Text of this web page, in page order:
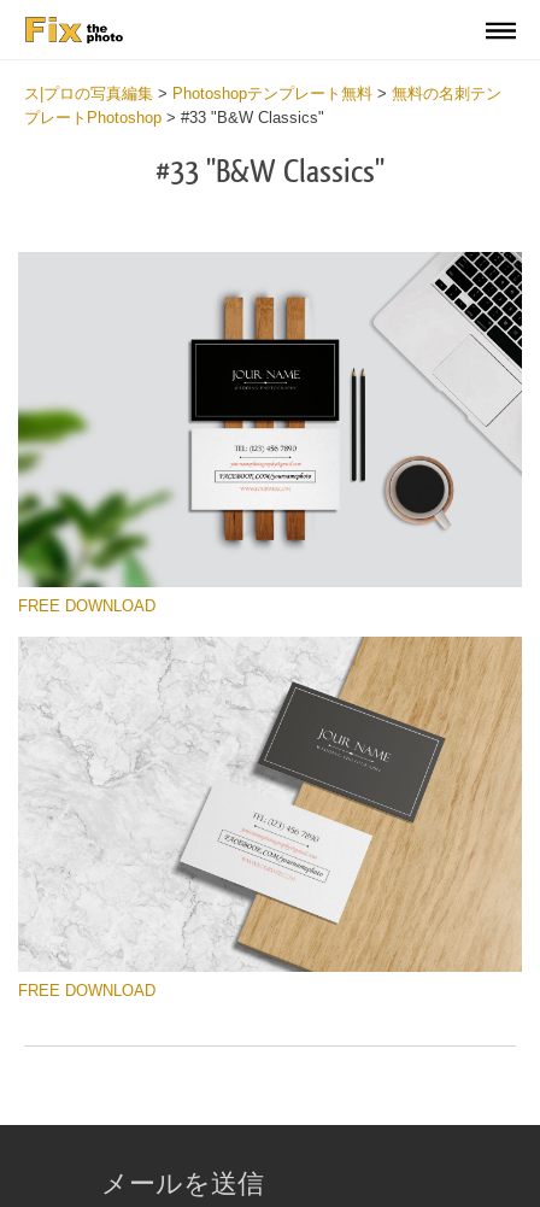
ス|プロの写真編集 > Photoshopテンプレート無料 > 無料の名刺テン
プレートPhotoshop > #33 "B&W Classics"
#33 "B&W Classics"
選んでください
Free Template #33
Photographer Marketing Templates
無料ダウンロード
FREE DOWNLOAD
FREE DOWNLOAD
メールを送信